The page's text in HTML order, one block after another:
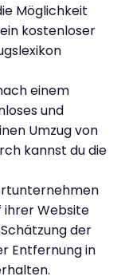
Möglichkeit
kostenloser
einem
und
Umzug von
kannst du die
ihrer Website
der
Entfernung in